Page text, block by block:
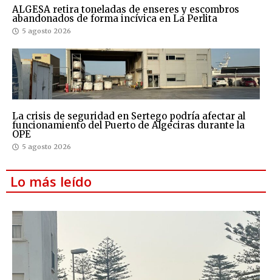
ALGESA retira toneladas de enseres y escombros
abandonados de forma incívica en La Perlita
5 agosto 2026
La crisis de seguridad en Sertego podría afectar al
funcionamiento del Puerto de Algeciras durante la
OPE
5 agosto 2026
Lo más leído